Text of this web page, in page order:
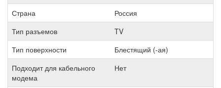
Страна
Россия
Тип разъемов
TV
Тип поверхности
Блестящий (-ая)
Подходит для кабельного
модема
Нет